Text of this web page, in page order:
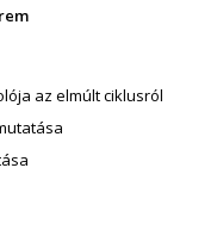
az elmúlt ciklusról